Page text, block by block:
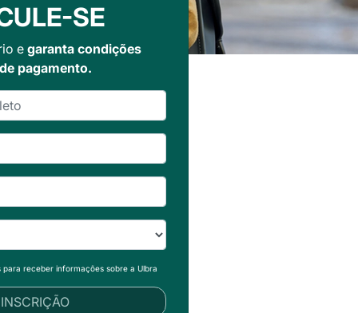
SE
e garanta condições
pagamento.
receber informações sobre a Ulbra